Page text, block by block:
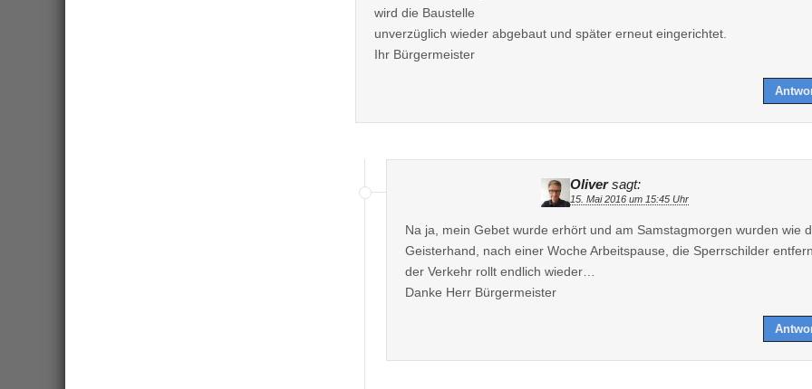
wird die Baustelle
unverzüglich wieder abgebaut und später erneut eingerichtet.
Ihr Bürgermeister
Oliver sagt:
15. Mai 2016 um 15:45 Uhr
Na ja, mein Gebet wurde erhört und am Samstagmorgen wurden wie
Geisterhand, nach einer Woche Arbeitspause, die Sperrschilder
der Verkehr rollt endlich wieder…
Danke Herr Bürgermeister